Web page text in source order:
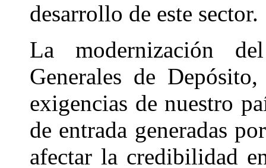
desarrollo de este sector.
La modernización
Generales de
exigencias de nuestro
de entrada generadas
afectar la credibilidad